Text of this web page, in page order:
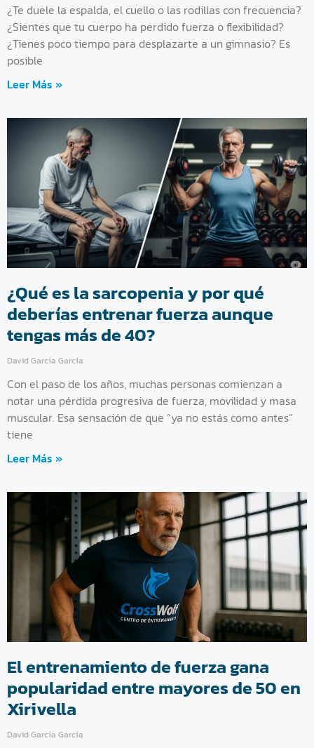
¿Te duele la espalda, el cuello o las rodillas con frecuencia?
¿Sientes que tu cuerpo ha perdido fuerza o flexibilidad?
¿Tienes poco tiempo para desplazarte a un gimnasio? Es
posible
Leer Más »
¿Qué es la sarcopenia y por qué
deberías entrenar fuerza aunque
tengas más de 40?
David García García
Con el paso de los años, muchas personas comienzan a
notar una pérdida progresiva de fuerza, movilidad y masa
muscular. Esa sensación de que “ya no estás como antes”
tiene
Leer Más »
El entrenamiento de fuerza gana
popularidad entre mayores de 50 en
Xirivella
David García García